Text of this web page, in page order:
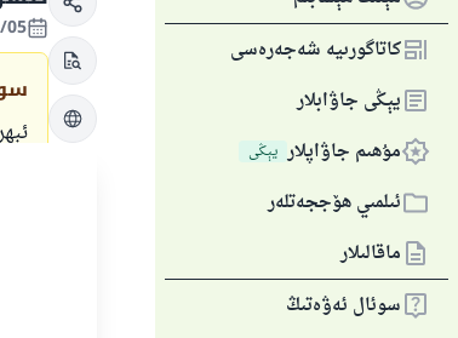
كاتاگورىيە شەجەرەسى
يېڭى جاۋابلار
مۇھىم جاۋاپلار يېڭى
ئىلمىي ھۆججەتلەر
ماقالىلار
سوئال ئەۋەتىڭ
05/ذو القعدة/1437 , 08/ئاۋغۇست/2016